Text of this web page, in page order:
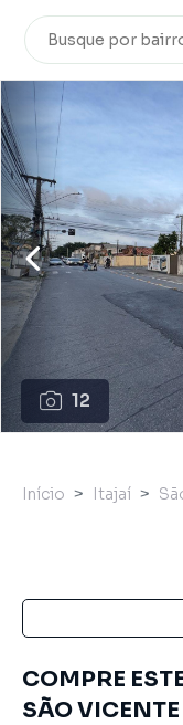
12
Início Itajaí
COMPRE
SÃO